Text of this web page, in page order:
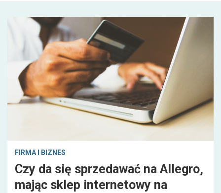
FIRMA I BIZNES
Czy da się sprzedawać na Allegro,
mając sklep internetowy na